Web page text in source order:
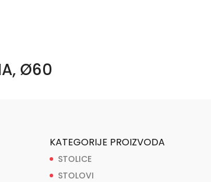
Ø60
KATEGORIJE PROIZVODA
STOLICE
STOLOVI